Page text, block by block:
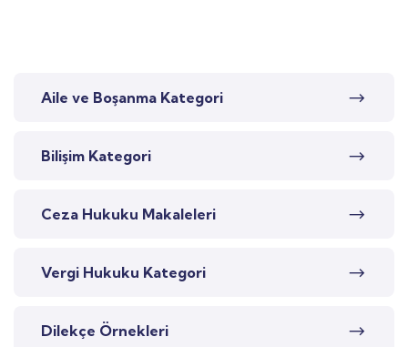
Aile ve Boşanma Kategori
Bilişim Kategori
Ceza Hukuku Makaleleri
Vergi Hukuku Kategori
Dilekçe Örnekleri